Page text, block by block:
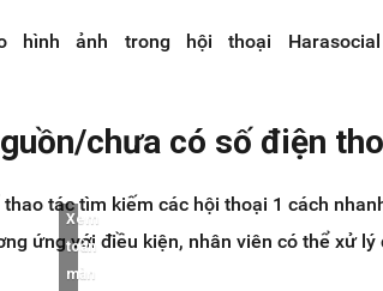
ảnh trong hội thoại
chưa có số điện
tác tìm kiếm các hội thoại 1 cách
ứng với điều kiện, nhân viên có thể xử lý
Xem
toàn
màn